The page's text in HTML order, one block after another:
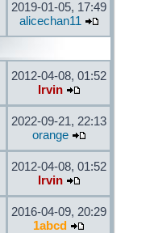
2019-01-05, 17:49
alicechan11
2012-04-08, 01:52
Irvin
2022-09-21, 22:13
orange
2012-04-08, 01:52
Irvin
2016-04-09, 20:29
1abcd